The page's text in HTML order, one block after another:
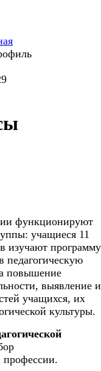
функционируют
учащиеся 11
изучают программу
педагогическую
повышение
выявление и
учащихся, их
культуры.
профессии.